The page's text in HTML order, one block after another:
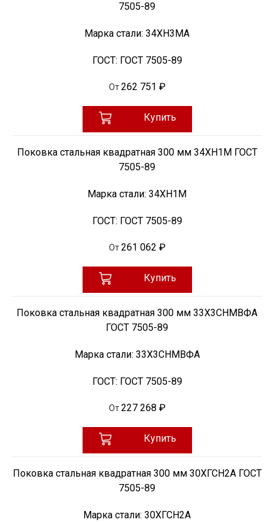
7505-89
Марка стали: 34ХН3МА
ГОСТ: ГОСТ 7505-89
От 262 751 ₽
Купить
Поковка стальная квадратная 300 мм 34ХН1М ГОСТ
7505-89
Марка стали: 34ХН1М
ГОСТ: ГОСТ 7505-89
От 261 062 ₽
Купить
Поковка стальная квадратная 300 мм 33Х3СНМВФА
ГОСТ 7505-89
Марка стали: 33Х3СНМВФА
ГОСТ: ГОСТ 7505-89
От 227 268 ₽
Купить
Поковка стальная квадратная 300 мм 30ХГСН2А ГОСТ
7505-89
Марка стали: 30ХГСН2А